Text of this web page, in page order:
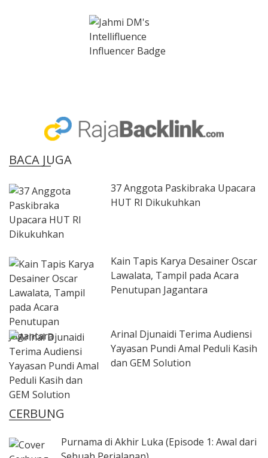
BACA JUGA
37 Anggota Paskibraka Upacara
HUT RI Dikukuhkan
Kain Tapis Karya Desainer Oscar
Lawalata, Tampil pada Acara
Penutupan Jagantara
Arinal Djunaidi Terima Audiensi
Yayasan Pundi Amal Peduli Kasih
dan GEM Solution
CERBUNG
Purnama di Akhir Luka (Episode 1: Awal dari